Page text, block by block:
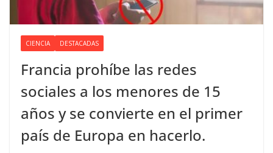
CIENCIA DESTACADAS
Francia prohíbe las redes
sociales a los menores de 15
años y se convierte en el primer
país de Europa en hacerlo.